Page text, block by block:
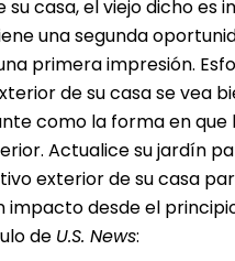
su casa, el viejo dicho es
una segunda
primera impresión.
de su casa se vea
como la forma en que
Actualice su jardín
exterior de su casa
impacto desde el
de U.S. News: